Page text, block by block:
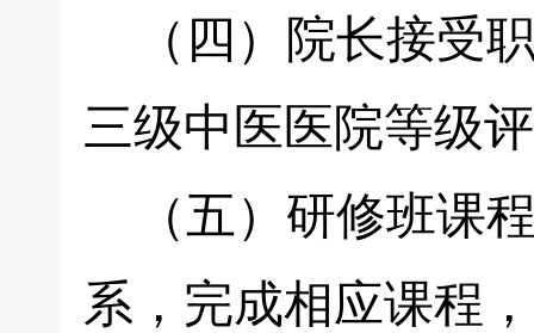
（四）院长接受
三级中医医院等级
（五）研修班课
系，完成相应课程